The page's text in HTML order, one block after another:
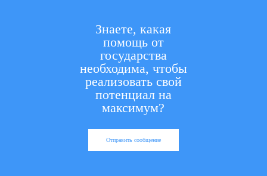
Знаете, какая
помощь от
государства
необходима, чтобы
реализовать свой
потенциал на
максимум?
Отправить сообщение